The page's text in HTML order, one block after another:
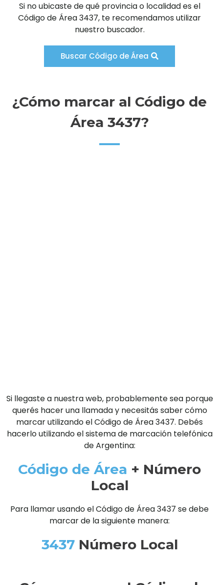
Si no ubicaste de qué provincia o localidad es el
Código de Área 3437, te recomendamos utilizar
nuestro buscador.
Buscar Código de Área
¿Cómo marcar al Código de
Área 3437?
Si llegaste a nuestra web, probablemente sea porque
querés hacer una llamada y necesitás saber cómo
marcar utilizando el Código de Área 3437. Debés
hacerlo utilizando el sistema de marcación telefónica
de Argentina:
Código de Área + Número
Local
Para llamar usando el Código de Área 3437 se debe
marcar de la siguiente manera:
3437Número Local